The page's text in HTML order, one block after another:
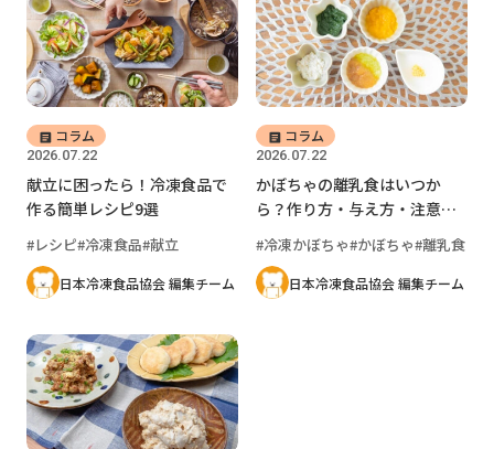
2026.07.22
コラム
献立に困ったら！冷凍食品で
作る簡単レシピ9選
レシピ 冷凍食品 献立
日本冷凍食品協会 編集チーム
2026.07.22
コラム
かぼちゃの離乳食はいつか
ら？作り方・与え方・注意点
を時期別に解説
冷凍かぼちゃ かぼちゃ 離乳食
日本冷凍食品協会 編集チーム